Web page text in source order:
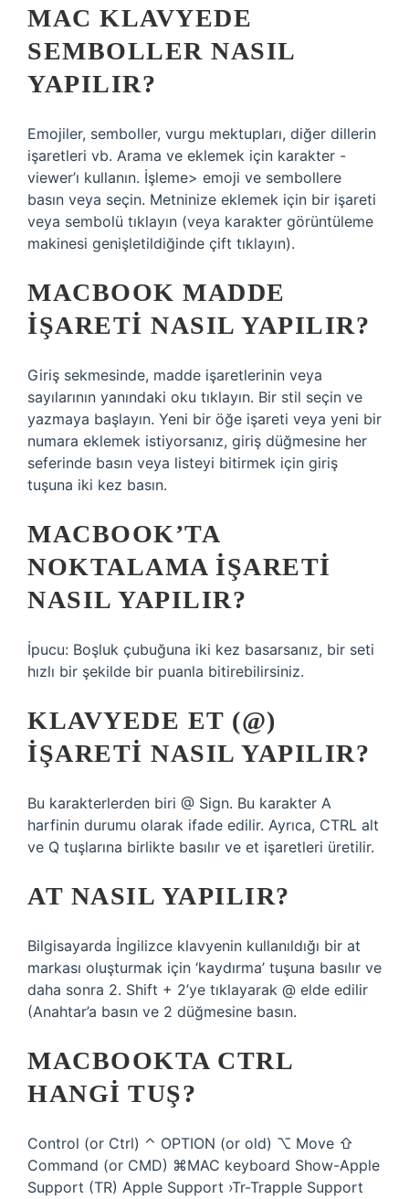
MAC KLAVYEDE
SEMBOLLER NASIL
YAPILIR?
Emojiler, semboller, vurgu mektupları, diğer dillerin
işaretleri vb. Arama ve eklemek için karakter -
viewer’ı kullanın. İşleme> emoji ve sembollere
basın veya seçin. Metninize eklemek için bir işareti
veya sembolü tıklayın (veya karakter görüntüleme
makinesi genişletildiğinde çift tıklayın).
MACBOOK MADDE
IŞARETI NASIL YAPILIR?
Giriş sekmesinde, madde işaretlerinin veya
sayılarının yanındaki oku tıklayın. Bir stil seçin ve
yazmaya başlayın. Yeni bir öğe işareti veya yeni bir
numara eklemek istiyorsanız, giriş düğmesine her
seferinde basın veya listeyi bitirmek için giriş
tuşuna iki kez basın.
MACBOOK’TA
NOKTALAMA IŞARETI
NASIL YAPILIR?
İpucu: Boşluk çubuğuna iki kez basarsanız, bir seti
hızlı bir şekilde bir puanla bitirebilirsiniz.
KLAVYEDE ET (@)
IŞARETI NASIL YAPILIR?
Bu karakterlerden biri @ Sign. Bu karakter A
harfinin durumu olarak ifade edilir. Ayrıca, CTRL alt
ve Q tuşlarına birlikte basılır ve et işaretleri üretilir.
AT NASIL YAPILIR?
Bilgisayarda İngilizce klavyenin kullanıldığı bir at
markası oluşturmak için ‘kaydırma’ tuşuna basılır ve
daha sonra 2. Shift + 2’ye tıklayarak @ elde edilir
(Anahtar’a basın ve 2 düğmesine basın.
MACBOOKTA CTRL
HANGI TUŞ?
Control (or Ctrl) ⌃ OPTION (or old) ⌥ Move ⇧
Command (or CMD) ⌘MAC keyboard Show-Apple
Support (TR) Apple Support ›Tr-Trapple Support